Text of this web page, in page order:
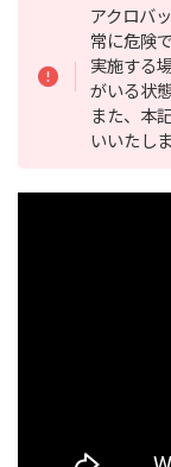
アクロバ
常に危険で
実施する
がいる状
また、本
いいたしま